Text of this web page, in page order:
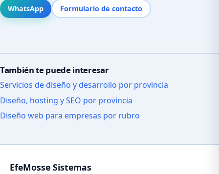
WhatsApp Formulario de contacto
También te puede interesar
Servicios de diseño y desarrollo por provincia
Diseño, hosting y SEO por provincia
Diseño web para empresas por rubro
EfeMosse Sistemas